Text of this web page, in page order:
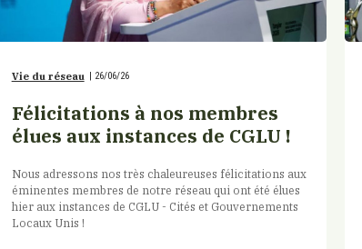
Vie du réseau | 26/06/26
Félicitations à nos membres
élues aux instances de CGLU !
Nous adressons nos très chaleureuses félicitations aux
éminentes membres de notre réseau qui ont été élues
hier aux instances de CGLU - Cités et Gouvernements
Locaux Unis !